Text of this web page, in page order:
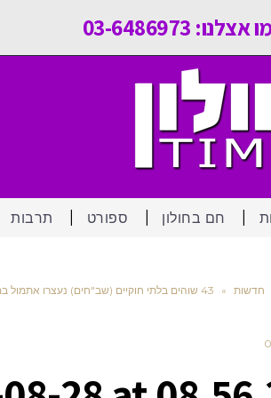
03-6486973
חם בחולון ספורט תרבות
חדשות » 43 שוהים בלתי חוקיים (שב"חים) נעצרו אתמול במסגרת פעילות משטרתית ממוקדת של שוטרי יס"מ תל אביב ויחידת הכלבנים. כמו כן נעצרו 5 מעסיקים ו 2 מסיעי שב"ח